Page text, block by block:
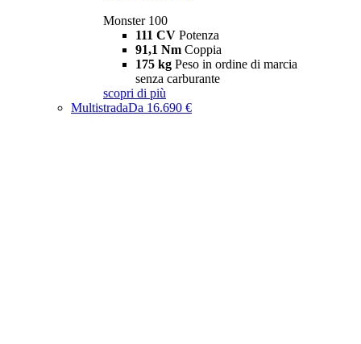
Monster 100
111 CV Potenza
91,1 Nm Coppia
175 kg Peso in ordine di marcia
senza carburante
scopri di più
MultistradaDa 16.690 €